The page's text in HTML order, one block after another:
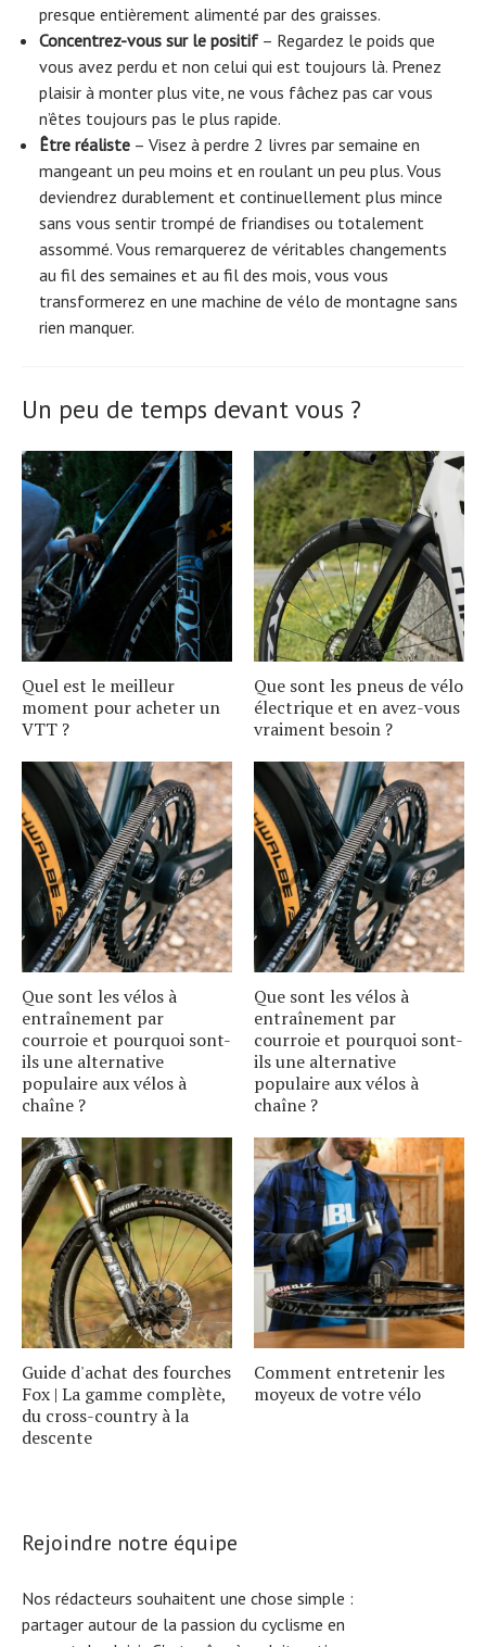
presque entièrement alimenté par des graisses.
Concentrez-vous sur le positif– Regardez le poids que
vous avez perdu et non celui qui est toujours là. Prenez
plaisir à monter plus vite, ne vous fâchez pas car vous
n’êtes toujours pas le plus rapide.
Être réaliste – Visez à perdre 2 livres par semaine en
mangeant un peu moins et en roulant un peu plus. Vous
deviendrez durablement et continuellement plus mince
sans vous sentir trompé de friandises ou totalement
assommé. Vous remarquerez de véritables changements
au fil des semaines et au fil des mois, vous vous
transformerez en une machine de vélo de montagne sans
rien manquer.
Un peu de temps devant vous ?
Quel est le meilleur
moment pour acheter un
VTT ?
Que sont les pneus de vélo
électrique et en avez-vous
vraiment besoin ?
Que sont les vélos à
entraînement par
courroie et pourquoi sont-
ils une alternative
populaire aux vélos à
chaîne ?
Que sont les vélos à
entraînement par
courroie et pourquoi sont-
ils une alternative
populaire aux vélos à
chaîne ?
Guide d'achat des fourches
Fox | La gamme complète,
du cross-country à la
descente
Comment entretenir les
moyeux de votre vélo
Rejoindre notre équipe
Nos rédacteurs souhaitent une chose simple :
partager autour de la passion du cyclisme en